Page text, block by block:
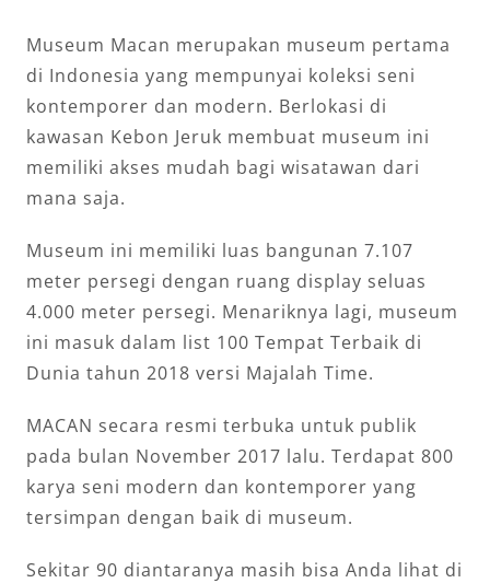
Museum Macan merupakan museum pertama
di Indonesia yang mempunyai koleksi seni
kontemporer dan modern. Berlokasi di
kawasan Kebon Jeruk membuat museum ini
memiliki akses mudah bagi wisatawan dari
mana saja.
Museum ini memiliki luas bangunan 7.107
meter persegi dengan ruang display seluas
4.000 meter persegi. Menariknya lagi, museum
ini masuk dalam list 100 Tempat Terbaik di
Dunia tahun 2018 versi Majalah Time.
MACAN secara resmi terbuka untuk publik
pada bulan November 2017 lalu. Terdapat 800
karya seni modern dan kontemporer yang
tersimpan dengan baik di museum.
Sekitar 90 diantaranya masih bisa Anda lihat di